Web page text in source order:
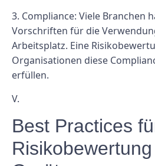
3. Compliance: Viele Branchen
Vorschriften für die
Arbeitsplatz. Eine
Organisationen diese
erfüllen.
V.
Best Practices